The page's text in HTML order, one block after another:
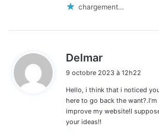
chargement…
Delmar
t
:
9 octobre 2023 à 12h22
Hello, i think that i noticed
here to go back the
improve my website!I
your ideas!!